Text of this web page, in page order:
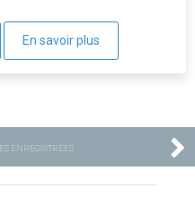
En savoir plus
ENREGISTRÉES